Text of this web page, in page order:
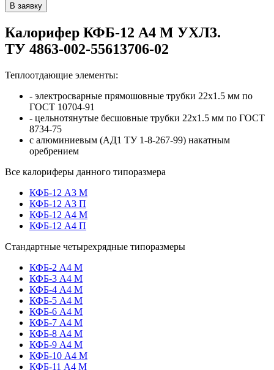
В заявку
Калорифер КФБ-12 А4 М УХЛ3.
ТУ 4863-002-55613706-02
Теплоотдающие элементы:
- электросварные прямошовные трубки 22x1.5 мм по
ГОСТ 10704-91
- цельнотянутые бесшовные трубки 22x1.5 мм по ГОСТ
8734-75
с алюминиевым (АД1 ТУ 1-8-267-99) накатным
оребрением
Все калориферы данного типоразмера
КФБ-12 А3 М
КФБ-12 А3 П
КФБ-12 А4 М
КФБ-12 А4 П
Стандартные четырехрядные типоразмеры
КФБ-2 А4 М
КФБ-3 А4 М
КФБ-4 А4 М
КФБ-5 А4 М
КФБ-6 А4 М
КФБ-7 А4 М
КФБ-8 А4 М
КФБ-9 А4 М
КФБ-10 А4 М
КФБ-11 А4 М